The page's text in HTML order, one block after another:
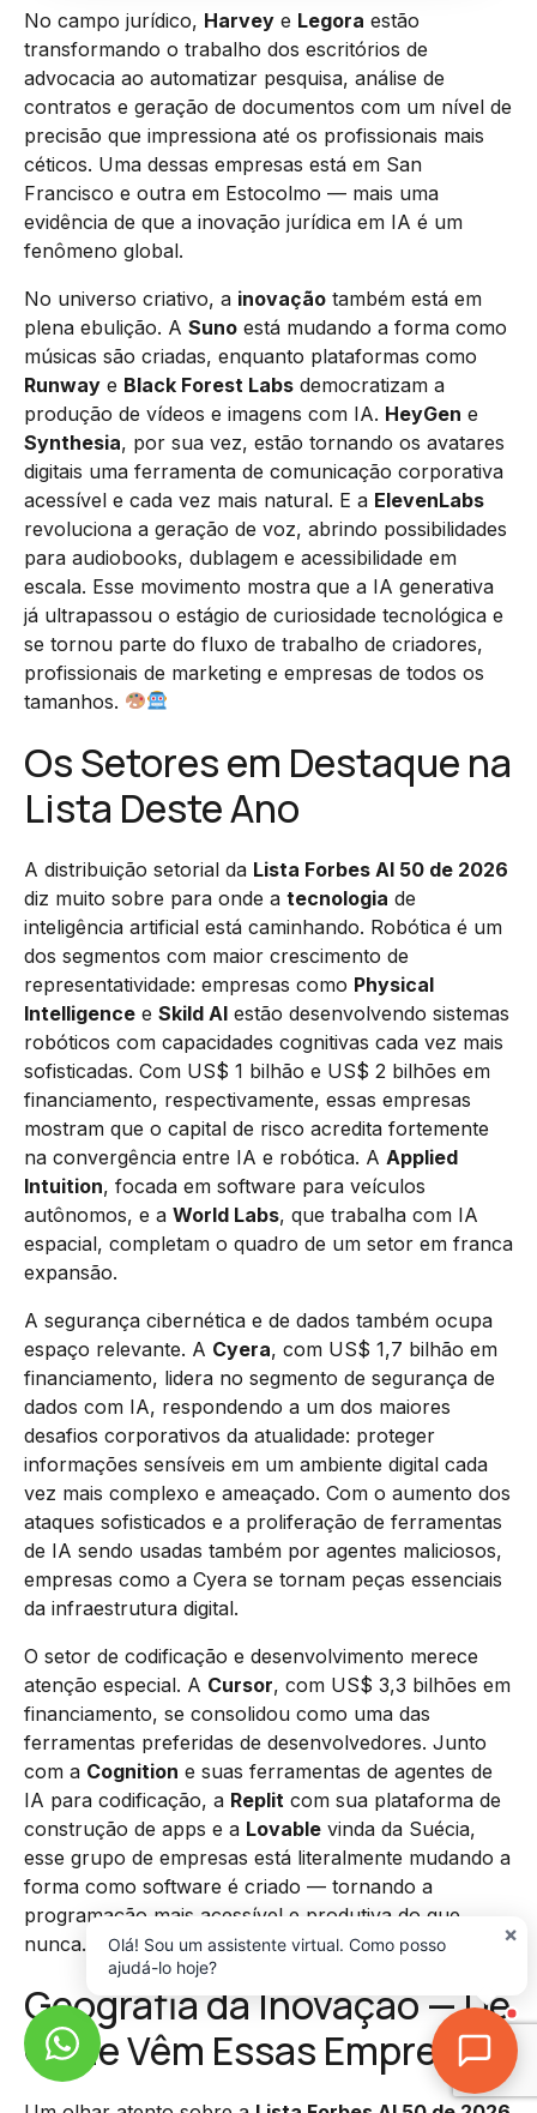
No campo jurídico, Harvey e Legora estão
transformando o trabalho dos escritórios de
advocacia ao automatizar pesquisa, análise de
contratos e geração de documentos com um nível de
precisão que impressiona até os profissionais mais
céticos. Uma dessas empresas está em San
Francisco e outra em Estocolmo — mais uma
evidência de que a inovação jurídica em IA é um
fenômeno global.
No universo criativo, a inovação também está em
plena ebulição. A Suno está mudando a forma como
músicas são criadas, enquanto plataformas como
Runway e Black Forest Labs democratizam a
produção de vídeos e imagens com IA. HeyGen e
Synthesia, por sua vez, estão tornando os avatares
digitais uma ferramenta de comunicação corporativa
acessível e cada vez mais natural. E a ElevenLabs
revoluciona a geração de voz, abrindo possibilidades
para audiobooks, dublagem e acessibilidade em
escala. Esse movimento mostra que a IA generativa
já ultrapassou o estágio de curiosidade tecnológica e
se tornou parte do fluxo de trabalho de criadores,
profissionais de marketing e empresas de todos os
tamanhos.
Os Setores em Destaque na
Lista Deste Ano
A distribuição setorial da Lista Forbes AI 50 de 2026
diz muito sobre para onde a tecnologia de
inteligência artificial está caminhando. Robótica é um
dos segmentos com maior crescimento de
representatividade: empresas como Physical
Intelligence e Skild AI estão desenvolvendo sistemas
robóticos com capacidades cognitivas cada vez mais
sofisticadas. Com US$ 1 bilhão e US$ 2 bilhões em
financiamento, respectivamente, essas empresas
mostram que o capital de risco acredita fortemente
na convergência entre IA e robótica. A Applied
Intuition, focada em software para veículos
autônomos, e a World Labs, que trabalha com IA
espacial, completam o quadro de um setor em franca
expansão.
A segurança cibernética e de dados também ocupa
espaço relevante. A Cyera, com US$ 1,7 bilhão em
financiamento, lidera no segmento de segurança de
dados com IA, respondendo a um dos maiores
desafios corporativos da atualidade: proteger
informações sensíveis em um ambiente digital cada
vez mais complexo e ameaçado. Com o aumento dos
ataques sofisticados e a proliferação de ferramentas
de IA sendo usadas também por agentes maliciosos,
empresas como a Cyera se tornam peças essenciais
da infraestrutura digital.
O setor de codificação e desenvolvimento merece
atenção especial. A Cursor, com US$ 3,3 bilhões em
financiamento, se consolidou como uma das
ferramentas preferidas de desenvolvedores. Junto
com a Cognition e suas ferramentas de agentes de
IA para codificação, a Replit com sua plataforma de
construção de apps e a Lovable vinda da Suécia,
esse grupo de empresas está literalmente mudando a
forma como software é criado — tornando a
programação mais acessível e produtiva do que
nunca.
Geografia da Inovação — De
Onde Vêm Essas Empresas
×
Olá! Sou um assistente virtual. Como posso
ajudá-lo hoje?